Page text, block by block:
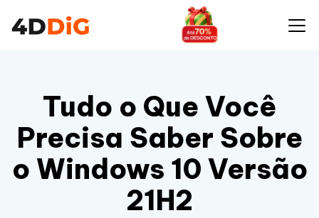
Tudo o Que Você
Precisa Saber Sobre
o Windows 10 Versão
21H2